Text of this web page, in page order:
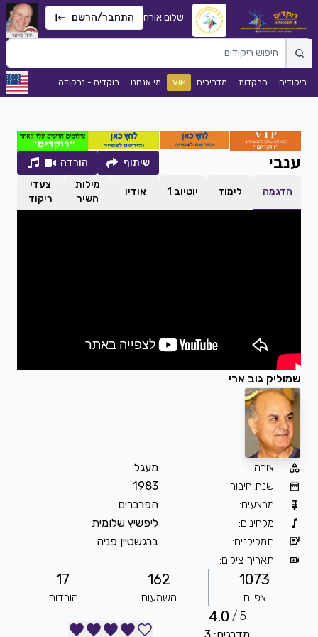
שלום אורח התחבר/הרשם
ריקודים הרקדות מדריכים VIP מי אנחנו רוקדים - נרקודה
ענבי שיתוף הורדה
הדגמה לימוד יוטיוב 1 אודיו
מילות
השיר
צעדי
ריקוד
שמוליק גוב ארי
צורה:
מעגל
שנת חיבור:
1983
מבצעים:
הפרברים
מלחינים:
ליפשיץ שלומית
תמלילנים:
ברגשטיין פניה
תאריך צילום:
1073
צפיות
162
השמעות
17
הורדות
5 /
4.0